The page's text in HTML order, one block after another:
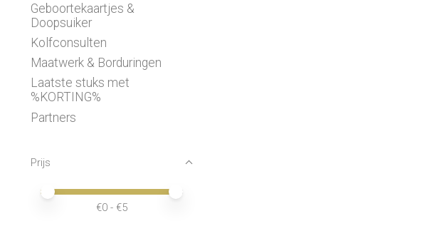
Geboortekaartjes &
Doopsuiker
Kolfconsulten
Maatwerk & Borduringen
Laatste stuks met
%KORTING%
Partners
Prijs
Minimale prijswaarde
Price maximum value
€0 - €5